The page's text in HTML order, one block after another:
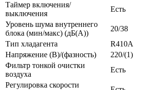
Таймер включения/
выключения
Есть
Уровень шума внутреннего
блока (мин/макс) (дБ(А))
20/38
Тип хладагента
R410A
Напряжение (В)/(фазность)
220/(1)
Фильтр тонкой очистки
воздуха
Есть
Регулировка скорости